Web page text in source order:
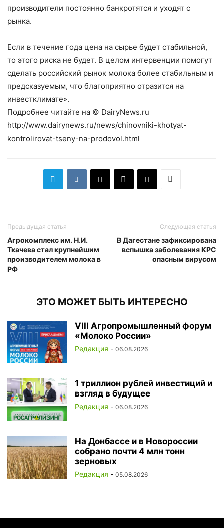
производители постоянно банкротятся и уходят с
рынка.
Если в течение года цена на сырье будет стабильной,
то этого риска не будет. В целом интервенции помогут
сделать российский рынок молока более стабильным и
предсказуемым, что благоприятно отразится на
инвестклимате».
Подробнее читайте на © DairyNews.ru
http://www.dairynews.ru/news/chinovniki-khotyat-
kontrolirovat-tseny-na-prodovol.html
Предыдущая статья
Агрокомплекс им. Н.И.
Ткачева стал крупнейшим
производителем молока в
РФ
Следующая статья
В Дагестане зафиксирована
вспышка заболевания КРС
опасным вирусом
ЭТО МОЖЕТ БЫТЬ ИНТЕРЕСНО
VIII Агропромышленный форум
«Молоко России»
Редакция - 06.08.2026
1 триллион рублей инвестиций и
взгляд в будущее
Редакция - 06.08.2026
На Донбассе и в Новороссии
собрано почти 4 млн тонн
зерновых
Редакция - 05.08.2026